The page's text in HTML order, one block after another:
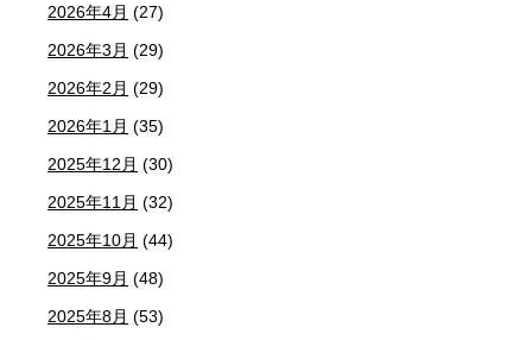
2026年4月 (27)
2026年3月 (29)
2026年2月 (29)
2026年1月 (35)
2025年12月 (30)
2025年11月 (32)
2025年10月 (44)
2025年9月 (48)
2025年8月 (53)